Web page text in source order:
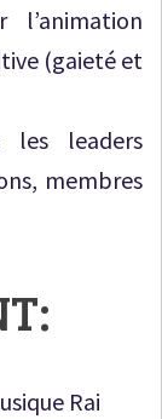
(gaieté et
les leaders
membres
Rai